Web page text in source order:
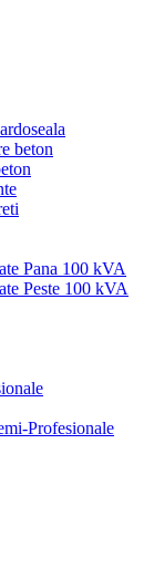
beton
Pana 100 kVA
Peste 100 kVA
Profesionale